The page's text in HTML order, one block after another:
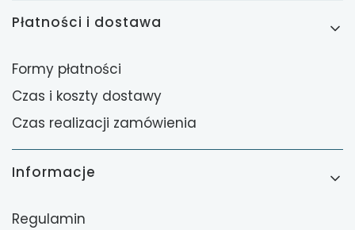
Płatności i dostawa
Formy płatności
Czas i koszty dostawy
Czas realizacji zamówienia
Informacje
Regulamin